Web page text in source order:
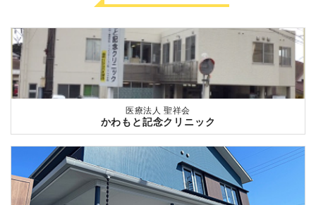
医療法人 聖祥会
かわもと記念クリニック